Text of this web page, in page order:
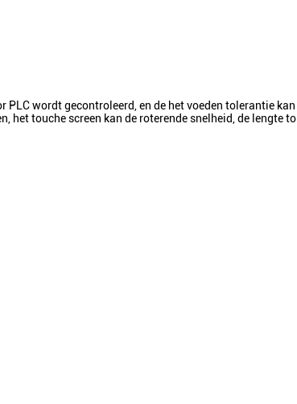
wordt gecontroleerd, en de het voeden tolerantie
touche screen kan de roterende snelheid, de lengte